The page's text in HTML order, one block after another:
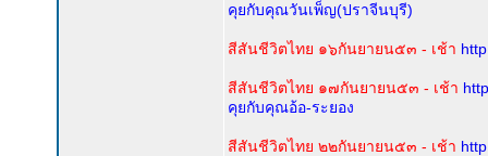
คุยกับคุณวันเพ็ญ(ปราจีนบุรี)
สีสันชีวิตไทย ๑๖กันยายน๕๓ - เช้า
สีสันชีวิตไทย ๑๗กันยายน๕๓ - เช้า
คุยกับคุณอ้อ-ระยอง
สีสันชีวิตไทย ๒๒กันยายน๕๓ - เช้า